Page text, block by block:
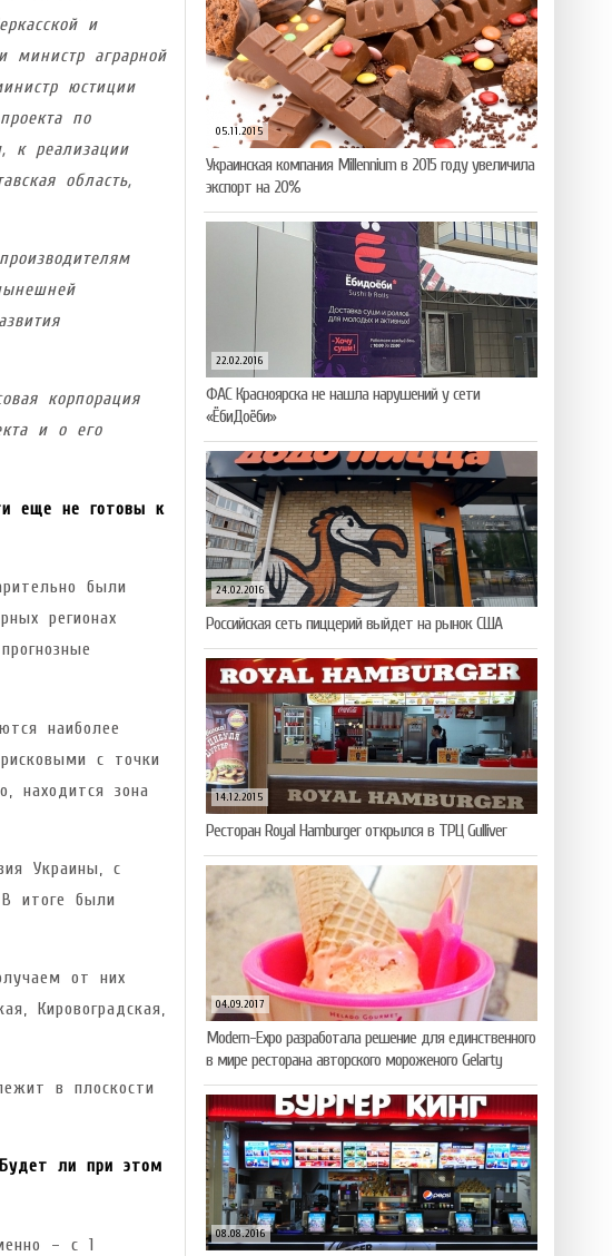
и
министр аграрной
юстиции
по
к реализации
область,
корпорация
и о его
еще не готовы к
были
регионах
наиболее
с точки
находится зона
Украины, с
итоге были
от них
Кировоградская,
в плоскости
ли при этом
– с 1
05.11.2015
Украинская компания Millennium в 2015 году увеличила
экспорт на 20%
22.02.2016
ФАС Красноярска не нашла нарушений у сети
«ЁбиДоёби»
24.02.2016
Российская сеть пиццерий выйдет на рынок США
14.12.2015
Ресторан Royal Hamburger открылся в ТРЦ Gulliver
04.09.2017
Modern-Expo разработала решение для единственного
в мире ресторана авторского мороженого Gelarty
08.08.2016